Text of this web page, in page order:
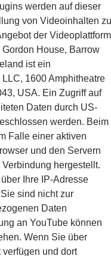
werden auf dieser
von Videoinhalten zu
der Videoplattform
House, Barrow
ist ein
1600 Amphitheatre
USA. Ein Zugriff auf
Daten durch US-
werden. Beim
Falle einer aktiven
und den Servern
hergestellt.
Ihre IP-Adresse
sind nicht zur
Daten
an YouTube können
Wenn Sie über
und dort